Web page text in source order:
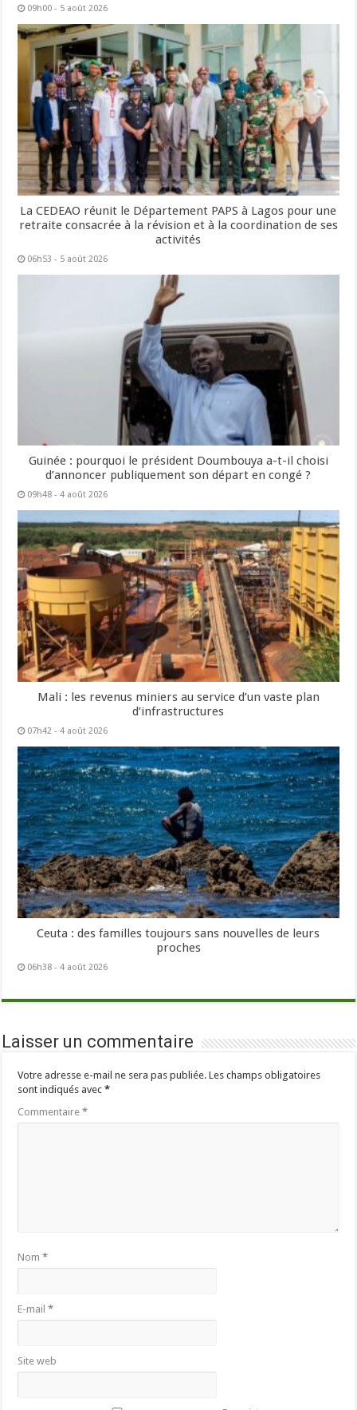
09h00 - 5 août 2026
La CEDEAO réunit le Département PAPS à Lagos pour une
retraite consacrée à la révision et à la coordination de ses
activités
06h53 - 5 août 2026
Guinée : pourquoi le président Doumbouya a-t-il choisi
d’annoncer publiquement son départ en congé ?
09h48 - 4 août 2026
Mali : les revenus miniers au service d’un vaste plan
d’infrastructures
07h42 - 4 août 2026
Ceuta : des familles toujours sans nouvelles de leurs
proches
06h38 - 4 août 2026
Laisser un commentaire
Votre adresse e-mail ne sera pas publiée. Les champs obligatoires
sont indiqués avec*
Commentaire*
Nom*
E-mail*
Site web